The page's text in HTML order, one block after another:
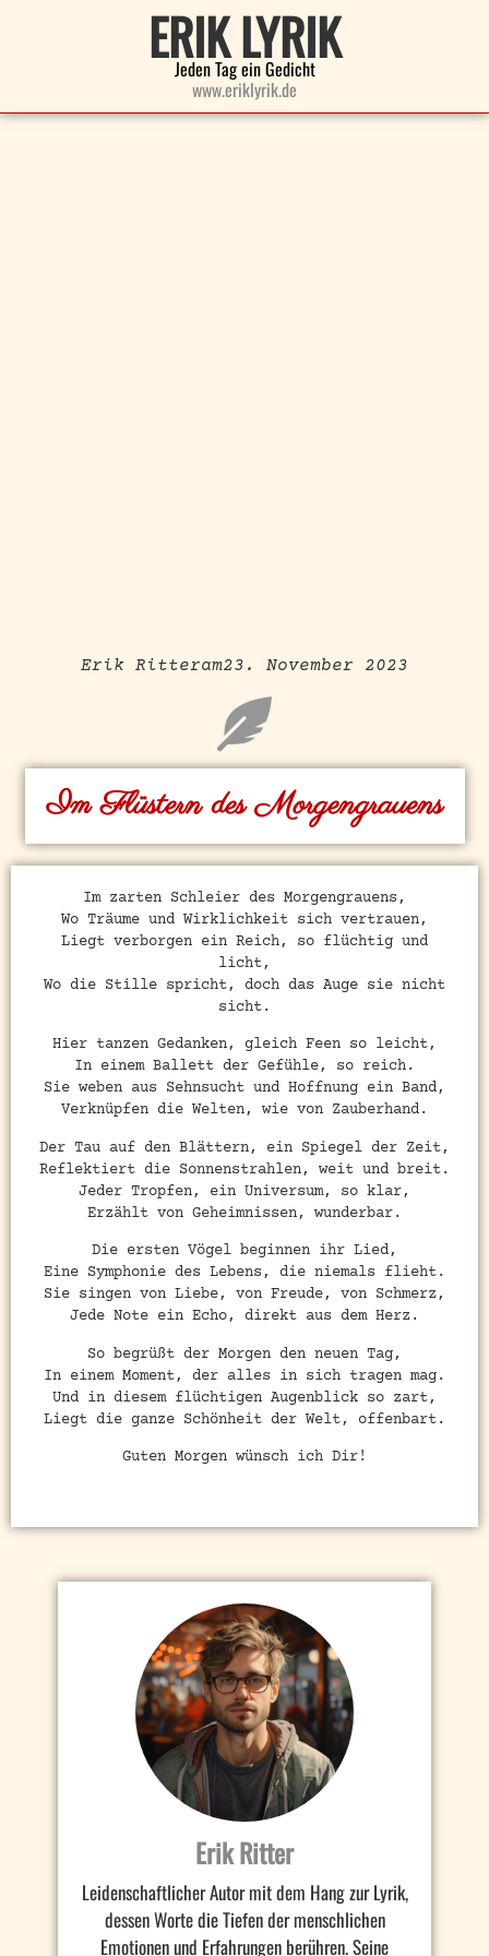
ERIK LYRIK
Jeden Tag ein Gedicht
www.eriklyrik.de
Erik Ritteram23. November 2023
Im Flüstern des Morgengrauens
Im zarten Schleier des Morgengrauens,
Wo Träume und Wirklichkeit sich vertrauen,
Liegt verborgen ein Reich, so flüchtig und
licht,
Wo die Stille spricht, doch das Auge sie nicht
sicht.
Hier tanzen Gedanken, gleich Feen so leicht,
In einem Ballett der Gefühle, so reich.
Sie weben aus Sehnsucht und Hoffnung ein Band,
Verknüpfen die Welten, wie von Zauberhand.
Der Tau auf den Blättern, ein Spiegel der Zeit,
Reflektiert die Sonnenstrahlen, weit und breit.
Jeder Tropfen, ein Universum, so klar,
Erzählt von Geheimnissen, wunderbar.
Die ersten Vögel beginnen ihr Lied,
Eine Symphonie des Lebens, die niemals flieht.
Sie singen von Liebe, von Freude, von Schmerz,
Jede Note ein Echo, direkt aus dem Herz.
So begrüßt der Morgen den neuen Tag,
In einem Moment, der alles in sich tragen mag.
Und in diesem flüchtigen Augenblick so zart,
Liegt die ganze Schönheit der Welt, offenbart.
Guten Morgen wünsch ich Dir!
Erik Ritter
Leidenschaftlicher Autor mit dem Hang zur Lyrik,
dessen Worte die Tiefen der menschlichen
Emotionen und Erfahrungen berühren. Seine